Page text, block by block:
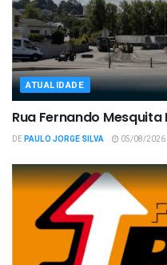
ATUALIDADE
Rua Fernando
DEPAULO JORGE SILVA 05/08/2026